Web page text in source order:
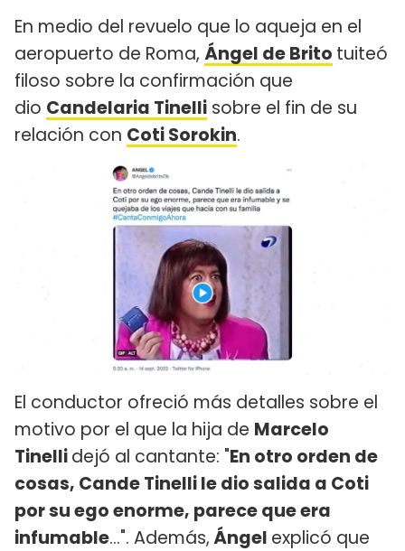
En medio del revuelo que lo aqueja en el
aeropuerto de Roma, Ángel de Brito tuiteó
filoso sobre la confirmación que
dio Candelaria Tinelli sobre el fin de su
relación con Coti Sorokin.
El conductor ofreció más detalles sobre el
motivo por el que la hija de Marcelo
Tinellidejó al cantante: "En otro orden de
cosas, Cande Tinelli le dio salida a Coti
por su ego enorme, parece que era
infumable...". Además,Ángel explicó que